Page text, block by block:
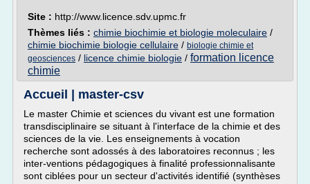
Site : http://www.licence.sdv.upmc.fr
Thèmes liés : chimie biochimie et biologie moleculaire /
chimie biochimie biologie cellulaire / biologie chimie et
geosciences / licence chimie biologie / formation licence
chimie
Accueil | master-csv
Le master Chimie et sciences du vivant est une formation
transdisciplinaire se situant à l'interface de la chimie et des
sciences de la vie. Les enseignements à vocation
recherche sont adossés à des laboratoires reconnus ; les
inter-ventions pédagogiques à finalité professionnalisante
sont ciblées pour un secteur d'activités identifié (synthèses